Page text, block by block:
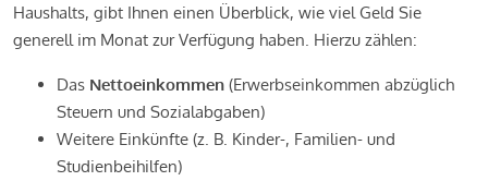
Haushalts, gibt Ihnen einen Überblick, wie viel Geld Sie
generell im Monat zur Verfügung haben. Hierzu zählen:
Das Nettoeinkommen (Erwerbseinkommen abzüglich
Steuern und Sozialabgaben)
Weitere Einkünfte (z. B. Kinder-, Familien- und
Studienbeihilfen)